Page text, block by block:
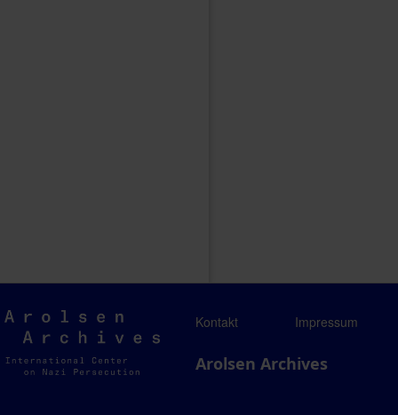
Arolsen
Archives
Kontakt Impressum
Arolsen Archives